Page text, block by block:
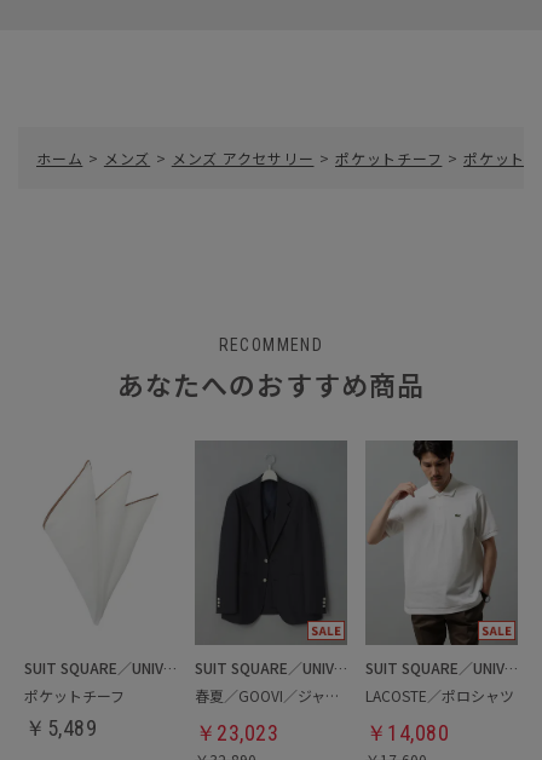
ホーム > メンズ > メンズ アクセサリー > ポケットチーフ > ポケット
RECOMMEND
あなたへのおすすめ商品
SUIT SQUARE／UNIVERSAL LANGUAGE
ポケットチーフ
￥ 5,489
SUIT SQUARE／UNIVERSAL LANGUAGE
春夏／GOOVI／ジャケット
￥ 23,023
SUIT SQUARE／UNIVERSAL LANGUAGE
LACOSTE／ポロシャツ
￥ 14,080